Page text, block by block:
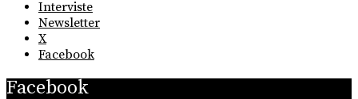
Interviste
Newsletter
X
Facebook
Facebook